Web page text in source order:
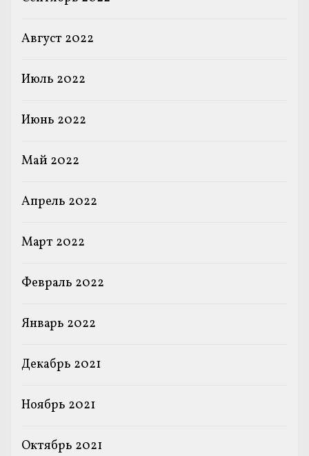
Август 2022
Июль 2022
Июнь 2022
Май 2022
Апрель 2022
Март 2022
Февраль 2022
Январь 2022
Декабрь 2021
Ноябрь 2021
Октябрь 2021